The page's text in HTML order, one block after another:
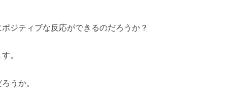
ジティブな反応ができるのだろうか？
。
うか。